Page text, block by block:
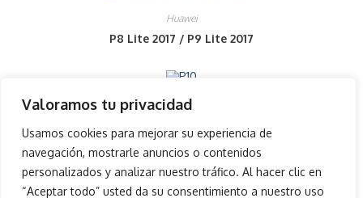
Valoramos tu privacidad
Usamos cookies para mejorar su experiencia de
navegación, mostrarle anuncios o contenidos
personalizados y analizar nuestro tráfico. Al hacer clic en
“Aceptar todo” usted da su consentimiento a nuestro uso
Huawei
P8 Lite 2017 / P9 Lite 2017
Huawei